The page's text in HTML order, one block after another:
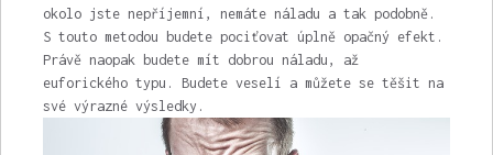
okolo jste nepříjemní, nemáte náladu a tak podobně.
S touto metodou budete pociťovat úplně opačný efekt.
Právě naopak budete mít dobrou náladu, až
euforického typu. Budete veselí a můžete se těšit na
své výrazné výsledky.